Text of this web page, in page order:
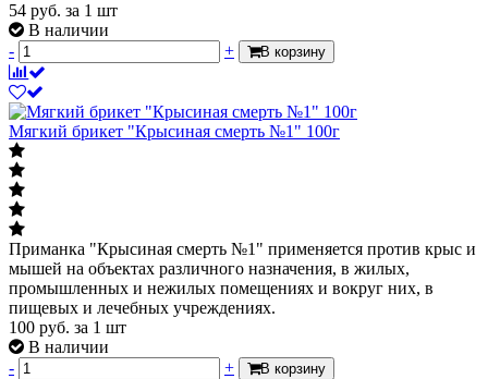
54 руб. за 1 шт
В наличии
-
+ В корзину
Мягкий брикет "Крысиная смерть №1" 100г
Приманка "Крысиная смерть №1" применяется против крыс и
мышей на объектах различного назначения, в жилых,
промышленных и нежилых помещениях и вокруг них, в
пищевых и лечебных учреждениях.
100 руб. за 1 шт
В наличии
-
+ В корзину